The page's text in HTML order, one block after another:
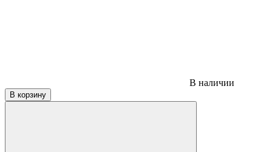
В наличии
В корзину